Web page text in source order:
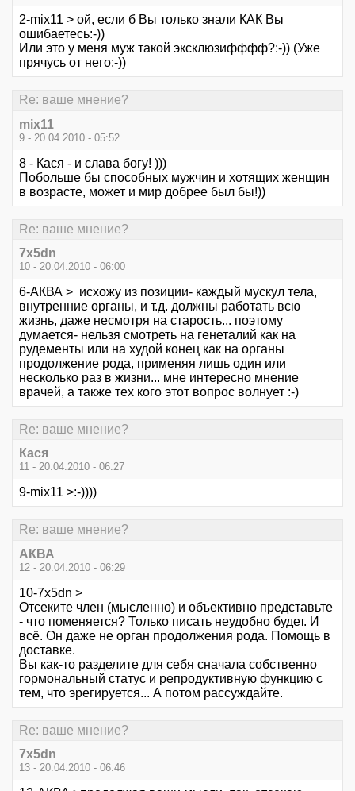
2-mix11 > ой, если б Вы только знали КАК Вы
ошибаетесь:-))
Или это у меня муж такой эксклюзифффф?:-)) (Уже
прячусь от него:-))
Re: ваше мнение?
mix11
9 - 20.04.2010 - 05:52
8 - Кася - и слава богу! )))
Побольше бы способных мужчин и хотящих женщин
в возрасте, может и мир добрее был бы!))
Re: ваше мнение?
7x5dn
10 - 20.04.2010 - 06:00
6-АКВА > исхожу из позиции- каждый мускул тела,
внутренние органы, и т.д. должны работать всю
жизнь, даже несмотря на старость... поэтому
думается- нельзя смотреть на генеталий как на
рудементы или на худой конец как на органы
продолжение рода, применяя лишь один или
несколько раз в жизни... мне интересно мнение
врачей, а также тех кого этот вопрос волнует :-)
Re: ваше мнение?
Кася
11 - 20.04.2010 - 06:27
9-mix11 >:-))))
Re: ваше мнение?
АКВА
12 - 20.04.2010 - 06:29
10-7x5dn >
Отсеките член (мысленно) и объективно представьте
- что поменяется? Только писать неудобно будет. И
всё. Он даже не орган продолжения рода. Помощь в
доставке.
Вы как-то разделите для себя сначала собственно
гормональный статус и репродуктивную функцию с
тем, что эрегируется... А потом рассуждайте.
Re: ваше мнение?
7x5dn
13 - 20.04.2010 - 06:46